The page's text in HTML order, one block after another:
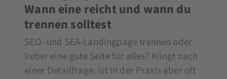
Wann eine reicht und wann du
trennen solltest
SEO- und SEA-Landingpage trennen oder
lieber eine gute Seite für alles? Klingt nach
einer Detailfrage, ist in der Praxis aber oft